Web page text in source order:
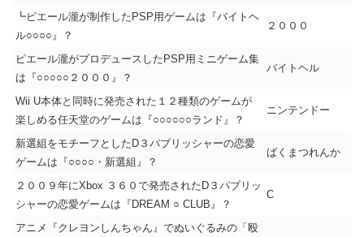
┗ピエール瀧が制作したPSP用ゲームは『バイトヘ
ル○○○○』？
２０００
ピエール瀧がプロデュースしたPSP用ミニゲーム集
は『○○○○○２０００』？
バイトヘル
Wii U本体と同時に発売された１２種類のゲームが
楽しめる任天堂のゲームは『○○○○○○ランド』？
ニンテンドー
新選組をモチーフとしたD３パブリッシャーの恋愛
ゲームは『○○○○・新選組』？
ばくまつれんか
２００９年にXbox ３６０で発売されたD３パブリッ
シャーの恋愛ゲームは『DREAM ○ CLUB』？
C
アニメ『クレヨンしんちゃん』でぬいぐるみの「殴